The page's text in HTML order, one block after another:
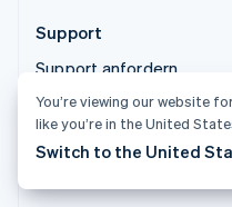
Support
Support anfordern
Verwaltete Supportpläne
© 2026 Stripe, LLC
You’re viewing our website
like you’re in the United
Switch to the United